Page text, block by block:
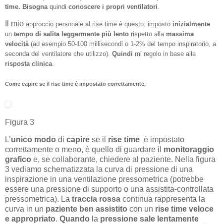
time. Bisogna quindi conoscere i propri ventilatori
Il mio approccio personale al rise time è questo: imposto inizialmente
un tempo di salita leggermente più lento rispetto alla massima
velocità(ad esempio 50-100 millisecondi o 1-2% del tempo inspiratorio, a
seconda del ventilatore che utilizzo). Quindi mi regolo in base alla
risposta clinica.
Come capire se il rise time è impostato correttamente.
Figura 3
L’unico modo di capire se il rise time è impostato
correttamente o meno, è quello di guardare il monitoraggio
grafico e, se collaborante, chiedere al paziente. Nella figura
3 vediamo schematizzata la curva di pressione di una
inspirazione in una ventilazione pressometrica (potrebbe
essere una pressione di supporto o una assistita-controllata
pressometrica). La traccia rossa continua rappresenta la
curva in un paziente ben assistito con un rise time veloce
e appropriato. Quando la pressione sale lentamente